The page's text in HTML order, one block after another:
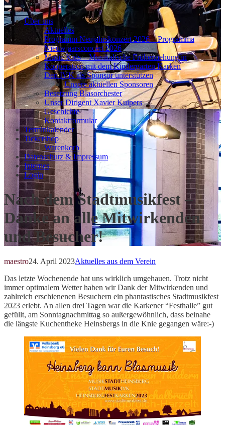
Über uns
Aktuelles
Programm Neujahrskonzert 2026 – Programma
Nieuwjaarsconcert 2026
Music Kids – Musikalische Früherziehung in
Kooperation mit dem Kindergarten Karken
Den IVK als Sponsor unterstützen
Unsere aktuellen Sponsoren
Besetzung Blasorchester
Unser Dirigent Xavier Kuipers
Geschichte
Kontaktformular
Terminkalender
Ticketshop
Warenkorb
Datenschutz & Impressum
Internes
Login
Nach dem Stadtmusikfest –
Danke an alle Mitwirkenden
und Besucher!
maestro24. April 2023Aktuelles aus dem Verein
Das letzte Wochenende hat uns wirklich umgehauen. Trotz nicht
immer optimalem Wetter haben wir Dank der Mitwirkenden und
zahlreich erschienenen Besuchern ein phantastisches Stadtmusikfest
2023 erlebt. An allen drei Tagen war die Karkener “Festhalle” gut
gefüllt, am Sonntagnachmittag so außergewöhnlich, dass beinahe
die längste Kuchentheke Heinsbergs in die Knie gegangen wäre:-)